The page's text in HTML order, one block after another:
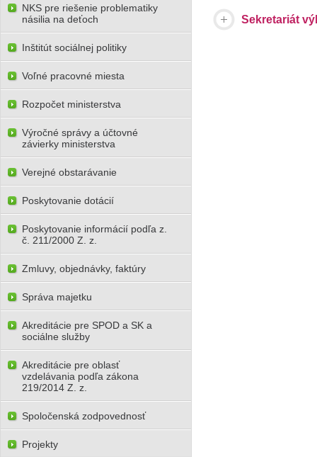
Sekretariát
NKS pre riešenie problematiky
násilia na deťoch
Inštitút sociálnej politiky
Voľné pracovné miesta
Rozpočet ministerstva
Výročné správy a účtovné
závierky ministerstva
Verejné obstarávanie
Poskytovanie dotácií
Poskytovanie informácií podľa z.
č. 211/2000 Z. z.
Zmluvy, objednávky, faktúry
Správa majetku
Akreditácie pre SPOD a SK a
sociálne služby
Akreditácie pre oblasť
vzdelávania podľa zákona
219/2014 Z. z.
Spoločenská zodpovednosť
Projekty